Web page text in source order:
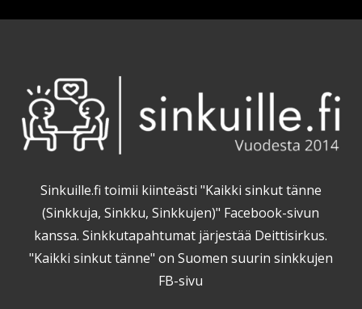
Sinkuille.fi toimii kiinteästi "Kaikki sinkut tänne
(Sinkkuja, Sinkku, Sinkkujen)" Facebook-sivun
kanssa. Sinkkutapahtumat järjestää Deittisirkus.
"Kaikki sinkut tänne" on Suomen suurin sinkkujen
FB-sivu